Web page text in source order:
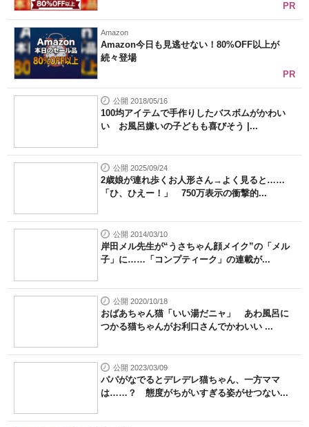
PR
Amazon
Amazon今日も見逃せない！80%OFF以上が
続々登場
PR
公開 2018/05/16
100均アイテムで手作りしたバスボムがかわい
い お風呂嫌いの子どもも喜びそう |...
公開 2025/09/24
2歳娘が連れ歩くお人形さん→よく見ると……
「ひ、ひえー！」 750万表示の衝撃的...
公開 2014/03/10
岸田メル先生が“うさちゃん顔メイク”の「メル
子」に……「コンプティーク」の連載が...
公開 2020/10/18
おばあちゃん猫「いい湯だニャ」 あわ風呂に
つかる猫ちゃんがお利口さんでかわいい ...
公開 2023/03/09
パパがなでるとデレデレ猫ちゃん、一方ママ
は……？ 態度がちがいすぎる姿がせつない...